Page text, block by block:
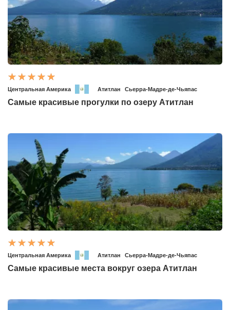
Центральная Америка Атитлан Сьерра-Мадре-де-Чьяпас
Самые красивые прогулки по озеру Атитлан
Центральная Америка Атитлан Сьерра-Мадре-де-Чьяпас
Самые красивые места вокруг озера Атитлан